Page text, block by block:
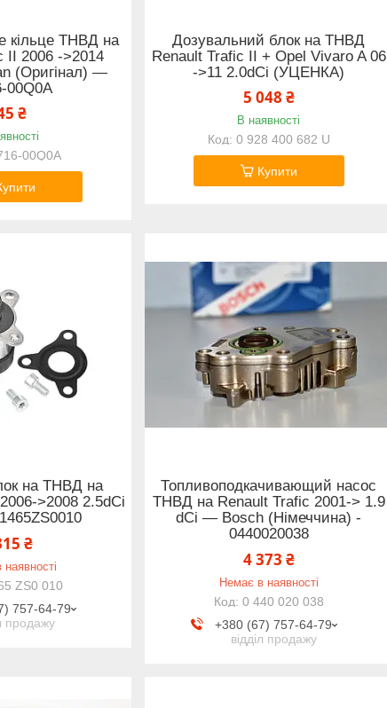
кільце ТНВД на
II 2006 ->2014
(Оригінал) —
00Q0A
₴
00Q0A
Дозувальний блок на ТНВД
Renault Trafic II + Opel Vivaro A 06
->11 2.0dCi (УЦЕНКА)
5 048 ₴
В наявності
0 928 400 682 U
Купити
на ТНВД на
>2008 2.5dCi
₴
ZS0 010
757-64-79
продажу
Топливоподкачивающий насос
ТНВД на Renault Trafic 2001-> 1.9
dCi — Bosch (Німеччина) -
0440020038
4 373 ₴
Немає в наявності
0 440 020 038
+380 (67) 757-64-79
відділ продажу